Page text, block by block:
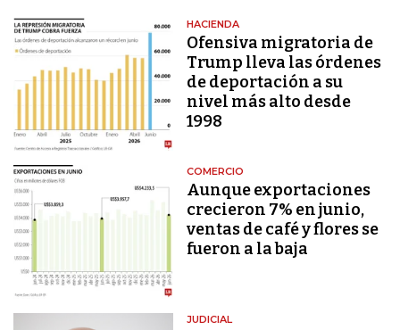
HACIENDA
Ofensiva migratoria de
Trump lleva las órdenes
de deportación a su
nivel más alto desde
1998
COMERCIO
Aunque exportaciones
crecieron 7% en junio,
ventas de café y flores se
fueron a la baja
JUDICIAL